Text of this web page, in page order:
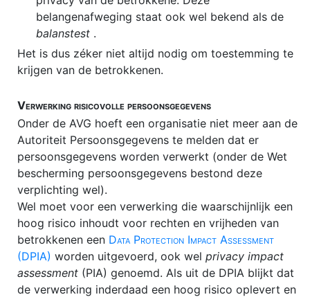
belangenafweging staat ook wel bekend als de
balanstest .
Het is dus zéker niet altijd nodig om toestemming te
krijgen van de betrokkenen.
Verwerking risicovolle persoonsgegevens
Onder de AVG hoeft een organisatie niet meer aan de
Autoriteit Persoonsgegevens te melden dat er
persoonsgegevens worden verwerkt (onder de Wet
bescherming persoonsgegevens bestond deze
verplichting wel).
Wel moet voor een verwerking die waarschijnlijk een
hoog risico inhoudt voor rechten en vrijheden van
betrokkenen een Data Protection Impact Assessment
(DPIA) worden uitgevoerd, ook wel privacy impact
assessment (PIA) genoemd. Als uit de DPIA blijkt dat
de verwerking inderdaad een hoog risico oplevert en